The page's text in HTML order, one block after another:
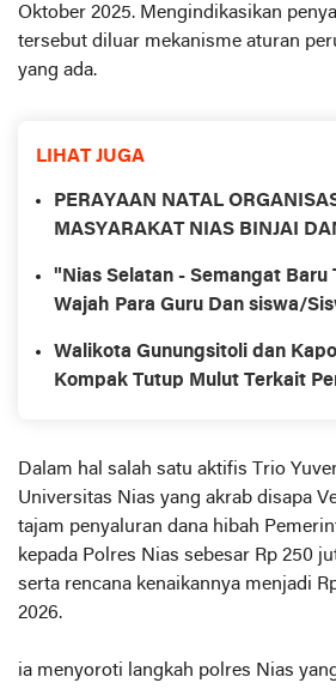
Oktober 2025. Mengindikasikan
tersebut diluar mekanisme aturan
yang ada.
LIHAT JUGA
PERAYAAN NATAL ORGANISASI PERSATUAN
MASYARAKAT NIAS BINJAI DAN SEKITARNYA
"Nias Selatan - Semangat Baru
Wajah Para Guru Dan siswa/
Walikota Gunungsitoli dan
Kompak Tutup Mulut Terkait
Dalam hal salah satu aktifis Trio
Universitas Nias yang akrab disapa
tajam penyaluran dana hibah
kepada Polres Nias sebesar Rp 250
serta rencana kenaikannya menjadi
2026.
ia menyoroti langkah polres Nias